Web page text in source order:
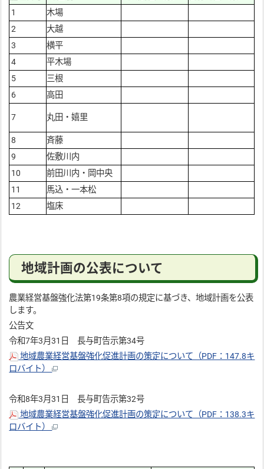
1
木場
2
大越
3
横平
4
平木場
5
三根
6
高田
7 丸田・嬉里
8
斉藤
9
佐敷川内
10
前田川内・岡中央
11
馬込・一本松
12
塩床
地域計画の公表について
農業経営基盤強化法第19条第8項の規定に基づき、地域計画を公表
します。
公告文
令和7年3月31日 長与町告示第34号
地域農業経営基盤強化促進計画の策定について（PDF：147.8キ
ロバイト）
令和8年3月31日 長与町告示第32号
地域農業経営基盤強化促進計画の策定について（PDF：138.3キ
ロバイト）